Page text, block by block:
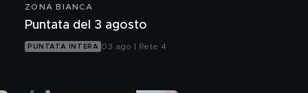
ZONA BIANCA
Puntata del 3 agosto
PUNTATA INTERA 03 ago | Rete 4